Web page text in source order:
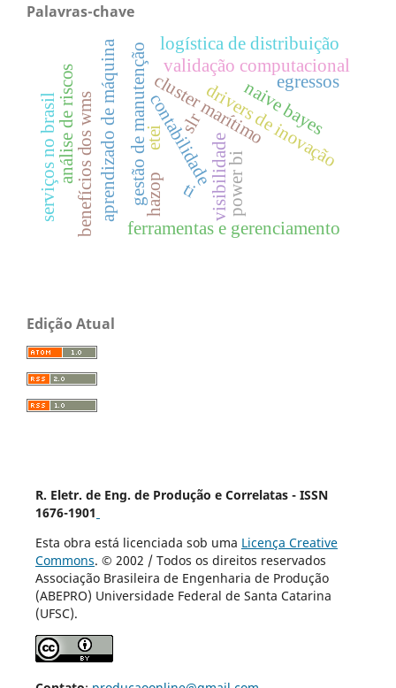
Palavras-chave
visibilidade
cluster marítimo
drivers de inovação
gestão de manutenção validação computacional
ferramentas e gerenciamento
contabilidade
slr naive bayes
aprendizado de máquina
benefícios dos wms
análise de riscos
hazop
etei
power bi
logística de distribuição
ti
egressos
serviços no brasil
Edição Atual
R. Eletr. de Eng. de Produção e Correlatas - ISSN
1676-1901
Esta obra está licenciada sob uma Licença Creative
Commons. © 2002 / Todos os direitos reservados
Associação Brasileira de Engenharia de Produção
(ABEPRO) Universidade Federal de Santa Catarina
(UFSC).